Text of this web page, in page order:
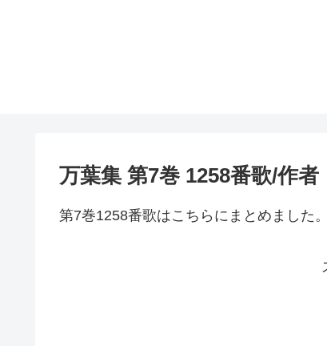
万葉集 第7巻 1258番歌/作
第7巻1258番歌はこちらにまとめました。